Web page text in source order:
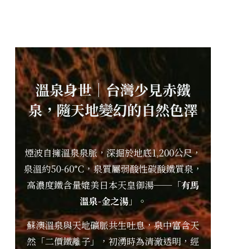
溫泉身世｜台灣少見赤鐵
泉，隨天地變幻的自然色澤
煙波自擁溫泉泉脈，深掘於地底1,200公尺，
泉溫約50-60°C，泉質屬弱酸性碳酸鐵質泉，
高濃度鐵含量媲美日本天皇御湯──「有馬
溫泉-金之湯」。
蘇澳溫泉與天地礦脈共生吐息，泉中富含天
然「二價鐵離子」， 初湧時為清澈透明，經